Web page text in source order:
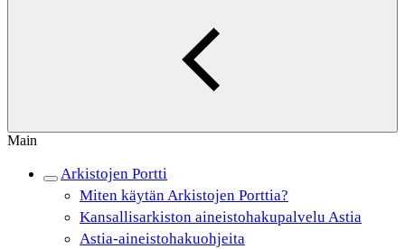
Main
Arkistojen Portti
Miten käytän Arkistojen Porttia?
Kansallisarkiston aineistohakupalvelu Astia
Astia-aineistohakuohjeita